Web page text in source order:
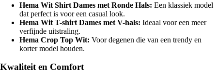
Hema Wit Shirt Dames met Ronde Hals: Een klassiek model
dat perfect is voor een casual look.
Hema Wit T-shirt Dames met V-hals: Ideaal voor een meer
verfijnde uitstraling.
Hema Crop Top Wit: Voor degenen die van een trendy en
korter model houden.
Kwaliteit en Comfort